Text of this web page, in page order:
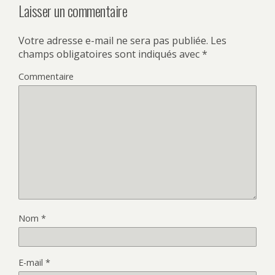
Laisser un commentaire
Votre adresse e-mail ne sera pas publiée. Les
champs obligatoires sont indiqués avec*
Commentaire
Nom *
E-mail *